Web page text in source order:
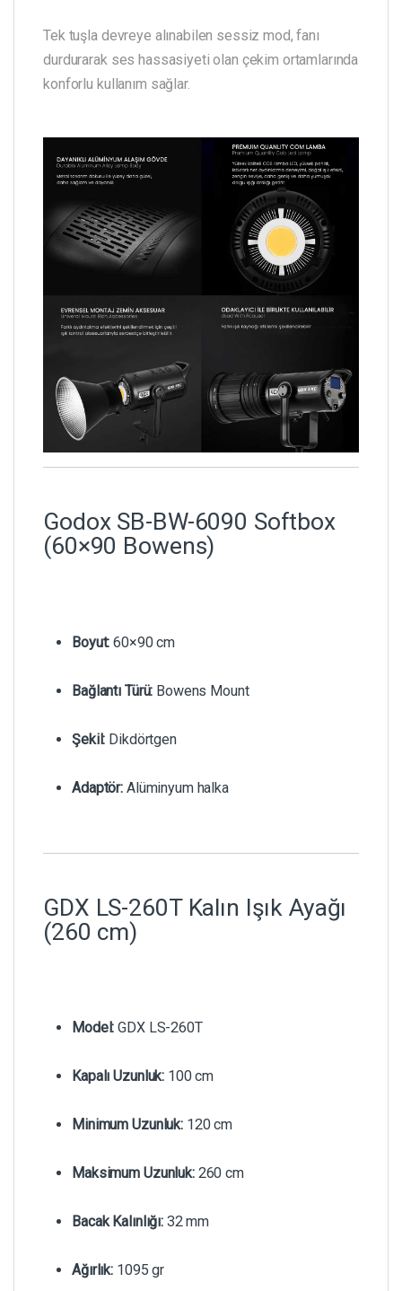
Tek tuşla devreye alınabilen sessiz mod, fanı
durdurarak ses hassasiyeti olan çekim ortamlarında
konforlu kullanım sağlar.
Godox SB-BW-6090 Softbox
(60×90 Bowens)
Boyut: 60×90 cm
Bağlantı Türü: Bowens Mount
Şekil: Dikdörtgen
Adaptör: Alüminyum halka
GDX LS-260T Kalın Işık Ayağı
(260 cm)
Model: GDX LS-260T
Kapalı Uzunluk: 100 cm
Minimum Uzunluk:120 cm
Maksimum Uzunluk:260 cm
Bacak Kalınlığı:32 mm
Ağırlık: 1095 gr